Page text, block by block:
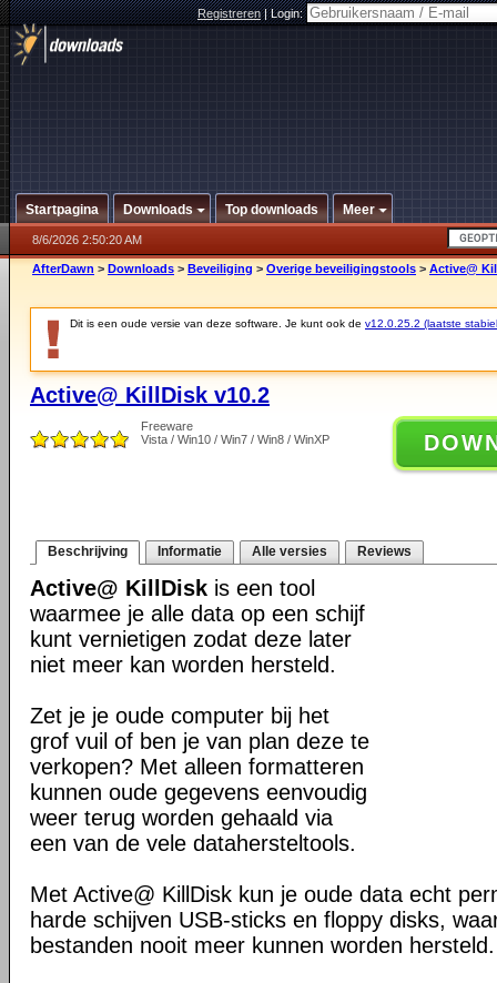
Registreren|Login:
Startpagina Downloads Top downloads Meer
8/6/2026 2:50:20 AM
AfterDawn > Downloads > Beveiliging > Overige beveiligingstools > Active@
Dit is een oude versie van deze software. Je kunt ook de v12.0.25.2 (laatste
Active@ KillDisk v10.2
Freeware
Vista / Win10 / Win7 / Win8 / WinXP
Beschrijving Informatie Alle versies Reviews
Active@ KillDisk is een tool
waarmee je alle data op een schijf
kunt vernietigen zodat deze later
niet meer kan worden hersteld.
Zet je je oude computer bij het
grof vuil of ben je van plan deze te
verkopen? Met alleen formatteren
kunnen oude gegevens eenvoudig
weer terug worden gehaald via
een van de vele datahersteltools.
Met Active@ KillDisk kun je oude data echt
harde schijven USB-sticks en floppy disks,
bestanden nooit meer kunnen worden hersteld.